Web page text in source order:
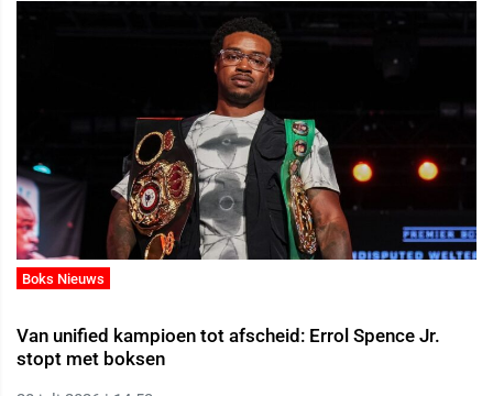
Boks Nieuws
Van unified kampioen tot afscheid: Errol Spence Jr.
stopt met boksen